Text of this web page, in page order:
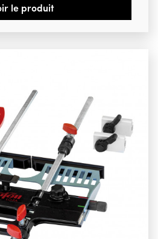
le produit